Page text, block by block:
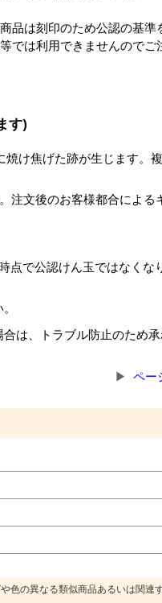
品は刻印のため公認の基準
では利用できませんのでご
す)
け焦げた跡が生じます。
注文後のお客様都合による
点で公認けん玉ではなくな
は、トラブル防止のため
ペー
色の異なる類似商品あるいは関連